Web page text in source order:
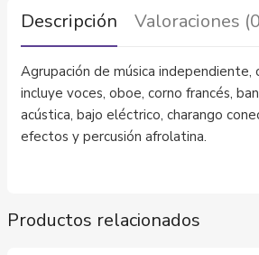
Descripción Valoraciones
Agrupación de música independiente,
incluye voces, oboe, corno francés,
acústica, bajo eléctrico, charango
efectos y percusión afrolatina.
Productos relacionados